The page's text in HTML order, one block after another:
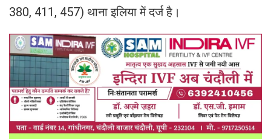
380, 411, 457) थाना इलिया में दर्ज है।